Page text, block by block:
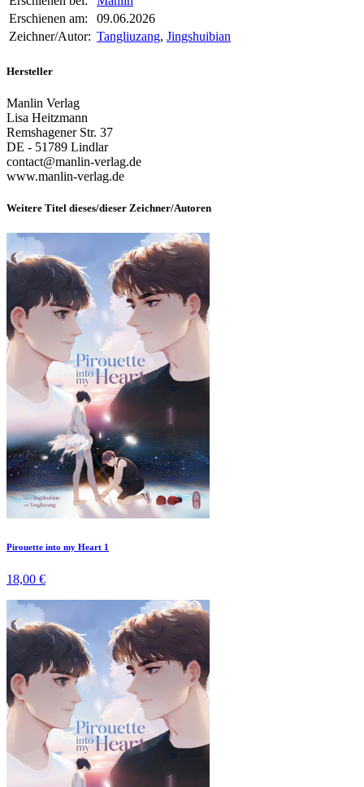
Erschienen am:
09.06.2026
Zeichner/Autor: Tangliuzang, Jingshuibian
Hersteller
Manlin Verlag
Lisa Heitzmann
Remshagener Str. 37
DE - 51789 Lindlar
contact@manlin-verlag.de
www.manlin-verlag.de
Weitere Titel dieses/dieser Zeichner/Autoren
Pirouette into my Heart 1
18,00 €